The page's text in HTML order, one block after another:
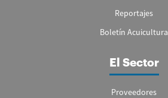
Reportajes
Boletín Acuicultura
El Sector
Proveedores